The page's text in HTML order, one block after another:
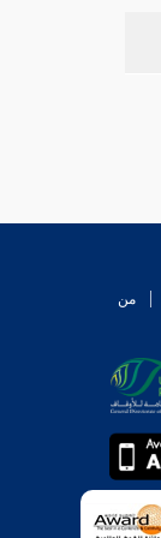
من